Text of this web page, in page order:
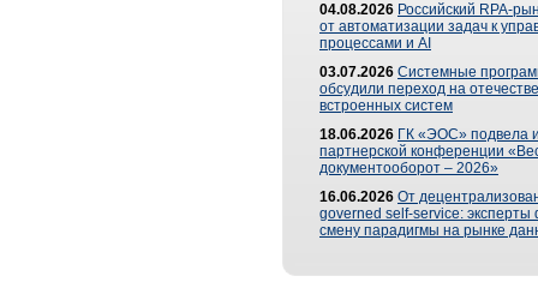
04.08.2026 Российский RPA-
от автоматизации задач к
процессами и AI
03.07.2026 Системные
обсудили переход на
встроенных систем
18.06.2026 ГК «ЭОС» подвела
партнерской конференции
документооборот – 2026»
16.06.2026 От
governed self-service: эксперты
смену парадигмы на рынке